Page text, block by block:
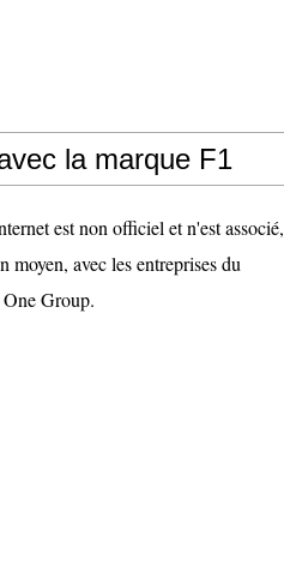
la marque F1
est non officiel et n'est associé,
moyen, avec les entreprises du
Group.